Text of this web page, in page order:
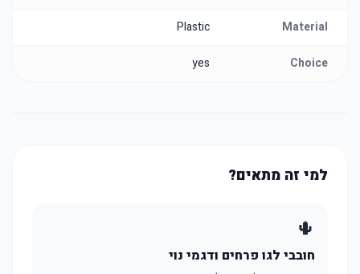
Material
Plastic
Choice
yes
למי זה מתאים?
🌵
חובבי לגו פרחים ודגמי נוי